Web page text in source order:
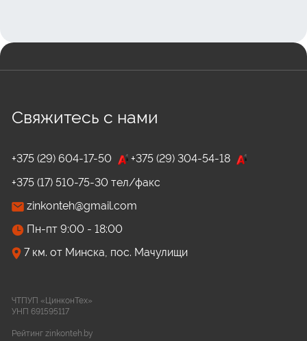
ЧТПУП «ЦинконТех»
УНП 691595117
Рейтинг zinkonteh.by
Свяжитесь с нами
+375 (29) 604-17-50
+375 (29) 304-54-18
+375 (17) 510-75-30 тел/факс
zinkonteh@gmail.com
Пн-пт 9:00 - 18:00
7 км. от Минска, пос. Мачулищи